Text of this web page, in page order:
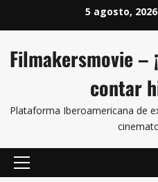
5 agosto, 2026
Filmakersmovie –
contar
Plataforma Iberoamericana de